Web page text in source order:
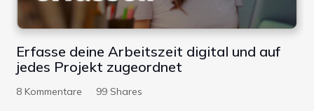
Erfasse deine Arbeitszeit digital und auf
jedes Projekt zugeordnet
8 Kommentare 99 Shares